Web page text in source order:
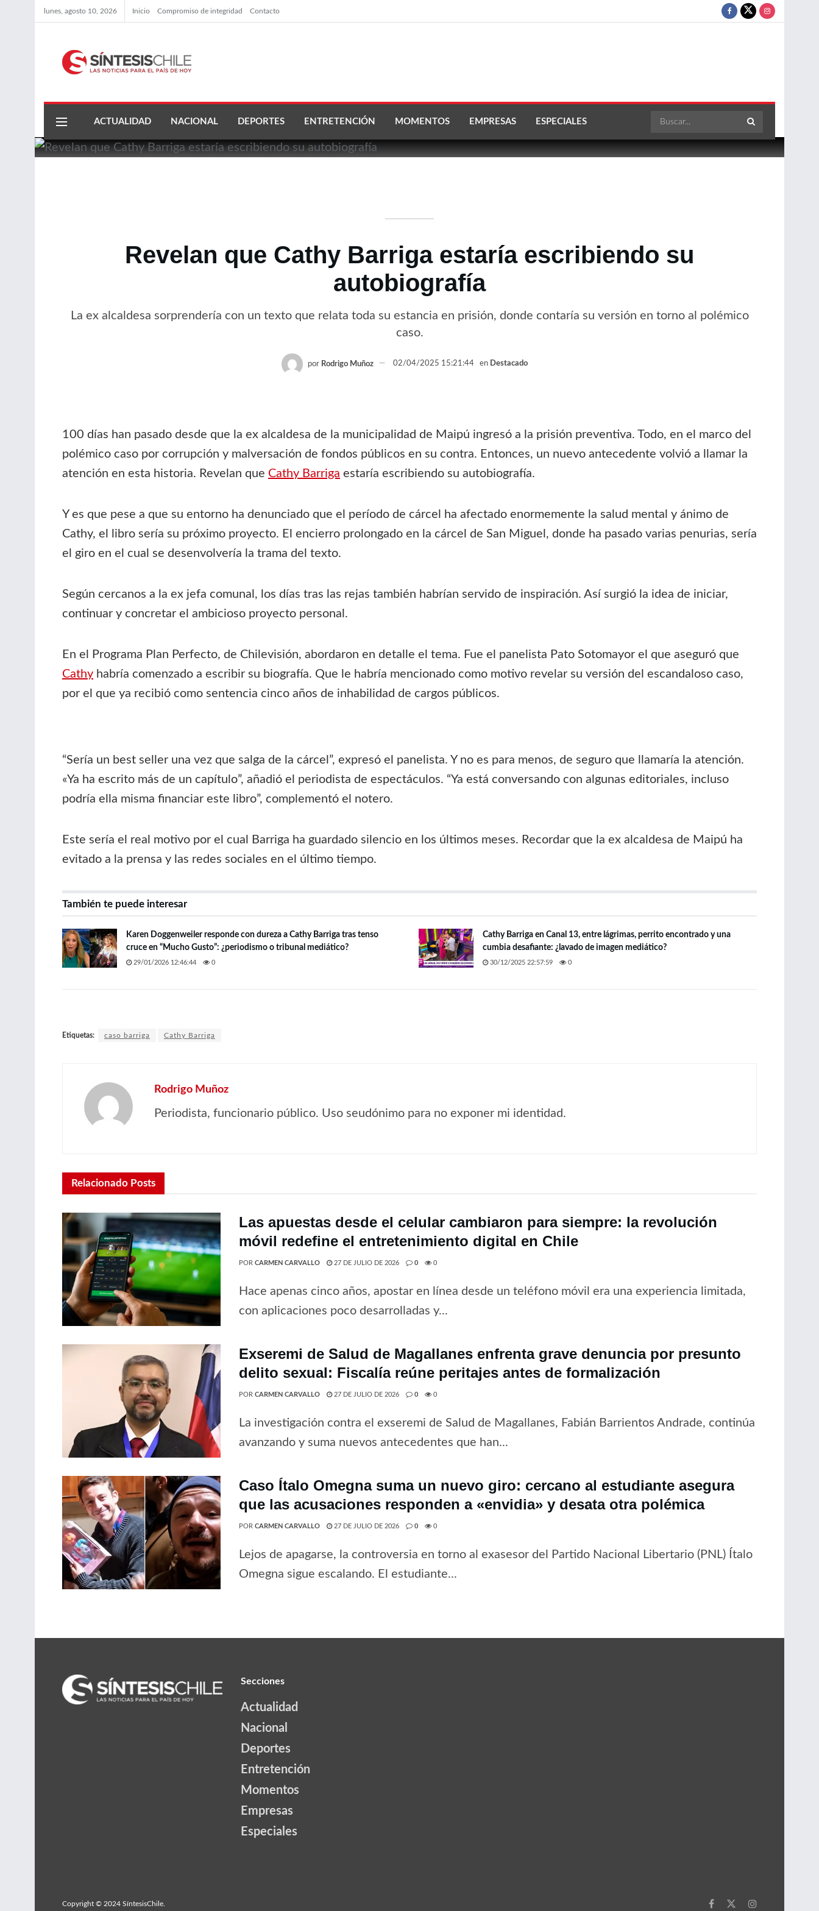
lunes, agosto 10, 2026 Inicio Compromiso de integridad Contacto
ACTUALIDAD NACIONAL DEPORTES ENTRETENCIÓN MOMENTOS EMPRESAS ESPECIALES
Revelan que Cathy Barriga estaría escribiendo su
autobiografía
La ex alcaldesa sorprendería con un texto que relata toda su estancia en prisión, donde contaría su versión en torno al polémico
caso.
por Rodrigo Muñoz 02/04/2025 15:21:44 en Destacado
100 días han pasado desde que la ex alcaldesa de la municipalidad de Maipú ingresó a la prisión preventiva. Todo, en el marco del
polémico caso por corrupción y malversación de fondos públicos en su contra. Entonces, un nuevo antecedente volvió a llamar la
atención en esta historia. Revelan que Cathy Barriga estaría escribiendo su autobiografía.
Y es que pese a que su entorno ha denunciado que el período de cárcel ha afectado enormemente la salud mental y ánimo de
Cathy, el libro sería su próximo proyecto. El encierro prolongado en la cárcel de San Miguel, donde ha pasado varias penurias, sería
el giro en el cual se desenvolvería la trama del texto.
Según cercanos a la ex jefa comunal, los días tras las rejas también habrían servido de inspiración. Así surgió la idea de iniciar,
continuar y concretar el ambicioso proyecto personal.
En el Programa Plan Perfecto, de Chilevisión, abordaron en detalle el tema. Fue el panelista Pato Sotomayor el que aseguró que
Cathy habría comenzado a escribir su biografía. Que le habría mencionado como motivo revelar su versión del escandaloso caso,
por el que ya recibió como sentencia cinco años de inhabilidad de cargos públicos.
“Sería un best seller una vez que salga de la cárcel”, expresó el panelista. Y no es para menos, de seguro que llamaría la atención.
«Ya ha escrito más de un capítulo”, añadió el periodista de espectáculos. “Ya está conversando con algunas editoriales, incluso
podría ella misma financiar este libro”, complementó el notero.
Este sería el real motivo por el cual Barriga ha guardado silencio en los últimos meses. Recordar que la ex alcaldesa de Maipú ha
evitado a la prensa y las redes sociales en el último tiempo.
También te puede interesar
Karen Doggenweiler responde con dureza a Cathy Barriga tras tenso
cruce en “Mucho Gusto”: ¿periodismo o tribunal mediático?
29/01/2026 12:46:44 0
Cathy Barriga en Canal 13, entre lágrimas, perrito encontrado y una
cumbia desafiante: ¿lavado de imagen mediático?
30/12/2025 22:57:59 0
Etiquetas: caso barriga Cathy Barriga
Rodrigo Muñoz
Periodista, funcionario público. Uso seudónimo para no exponer mi identidad.
Relacionado Posts
Las apuestas desde el celular cambiaron para siempre: la revolución
móvil redefine el entretenimiento digital en Chile
POR CARMEN CARVALLO 27 DE JULIO DE 2026 0 0
Hace apenas cinco años, apostar en línea desde un teléfono móvil era una experiencia limitada,
con aplicaciones poco desarrolladas y...
Exseremi de Salud de Magallanes enfrenta grave denuncia por presunto
delito sexual: Fiscalía reúne peritajes antes de formalización
POR CARMEN CARVALLO 27 DE JULIO DE 2026 0 0
La investigación contra el exseremi de Salud de Magallanes, Fabián Barrientos Andrade, continúa
avanzando y suma nuevos antecedentes que han...
Caso Ítalo Omegna suma un nuevo giro: cercano al estudiante asegura
que las acusaciones responden a «envidia» y desata otra polémica
POR CARMEN CARVALLO 27 DE JULIO DE 2026 0 0
Lejos de apagarse, la controversia en torno al exasesor del Partido Nacional Libertario (PNL) Ítalo
Omegna sigue escalando. El estudiante...
Secciones
Actualidad
Nacional
Deportes
Entretención
Momentos
Empresas
Especiales
Copyright © 2024 SíntesisChile.